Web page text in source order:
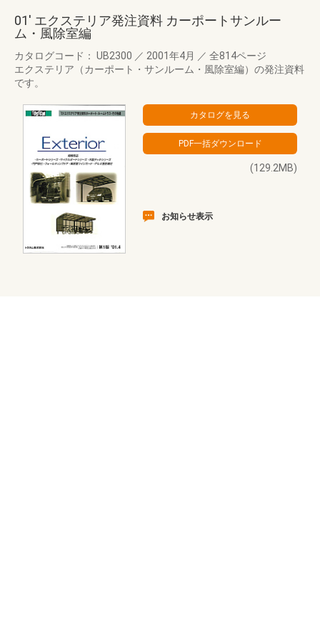
01' エクステリア発注資料 カーポートサンルー
ム・風除室編
カタログコード： UB2300 ／ 2001年4月 ／ 全814ページ
エクステリア（カーポート・サンルーム・風除室編）の発注資料
です。
(129.2MB)
お知らせ表示